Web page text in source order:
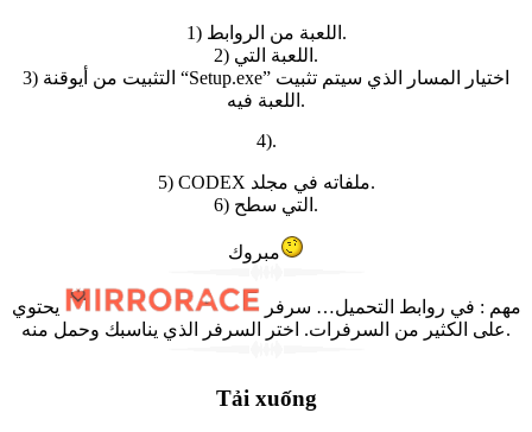
1) اللعبة من الروابط.
2) اللعبة التي.
3) التثبيت من أيوقنة “Setup.exe” اختيار المسار الذي سيتم تثبيت
اللعبة فيه.
4).
5) CODEX ملفاته في مجلد.
6) التي سطح.
مبروك
مهم : في روابط التحميل… سرفر
يحتوي
على الكثير من السرفرات. اختر السرفر الذي يناسبك وحمل منه.
Tải xuống